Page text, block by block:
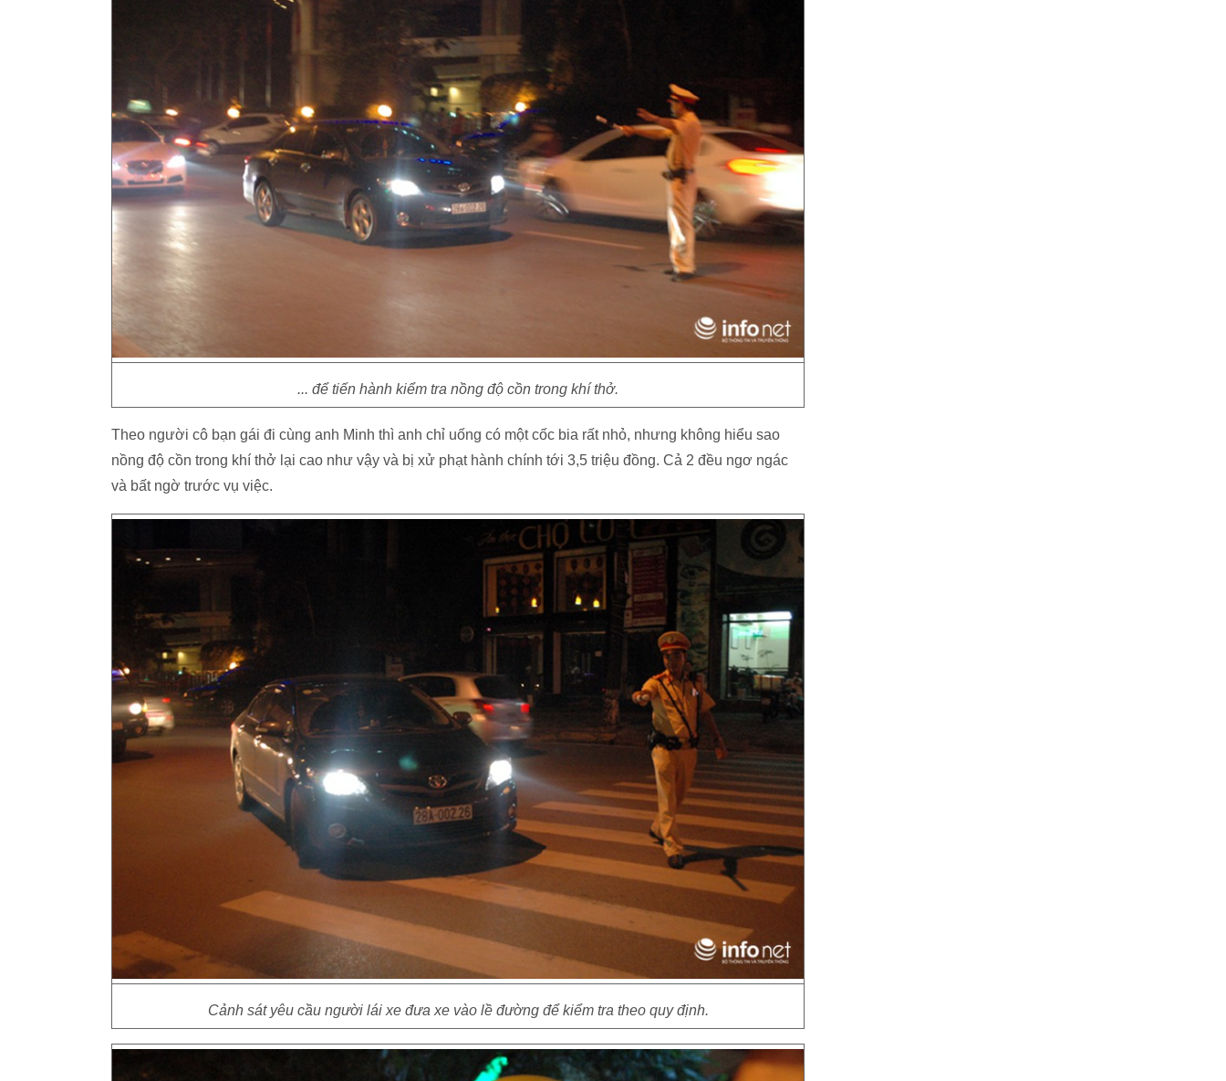
... để tiến hành kiểm tra nồng độ cồn trong khí thở.
Theo người cô bạn gái đi cùng anh Minh thì anh chỉ uống có một cốc bia rất nhỏ, nhưng không hiểu sao
nồng độ cồn trong khí thở lại cao như vậy và bị xử phạt hành chính tới 3,5 triệu đồng. Cả 2 đều ngơ ngác
và bất ngờ trước vụ việc.
Cảnh sát yêu cầu người lái xe đưa xe vào lề đường để kiểm tra theo quy định.